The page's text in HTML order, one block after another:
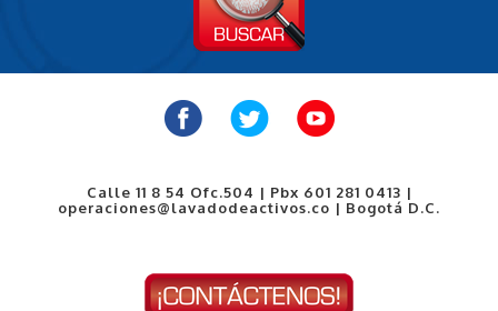
Calle 11 8 54 Ofc.504 | Pbx 601 281 0413 |
operaciones@lavadodeactivos.co | Bogotá D.C.